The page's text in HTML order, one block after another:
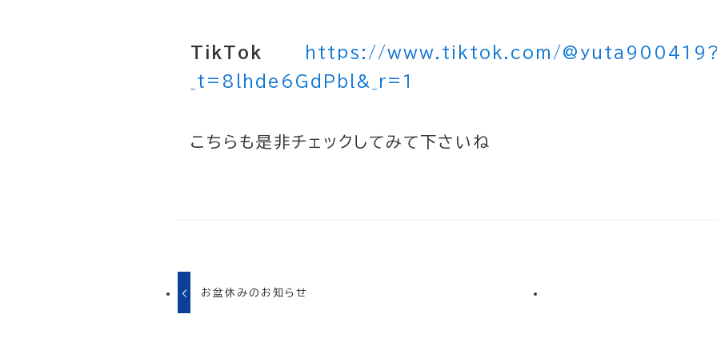
TikTok
https://www.tiktok.com/@yuta900419?
_t=8lhde6GdPbl&_r=1
こちらも是非チェックしてみて下さいね
お盆休みのお知らせ